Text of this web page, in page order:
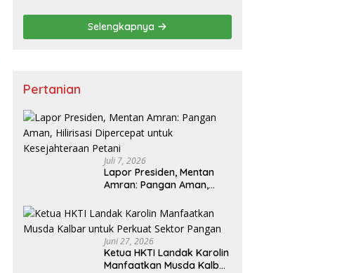
Pariwisata di Pasar
Internasional
Selengkapnya
Pertanian
Juli 7, 2026
Lapor Presiden, Mentan
Amran: Pangan Aman,
Kesejahteraan Petani
Juni 27, 2026
Ketua HKTI Landak Karolin
Manfaatkan Musda Kalbar